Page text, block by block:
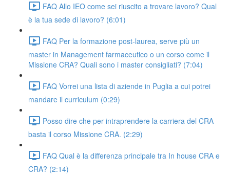
FAQ Allo IEO come sei riuscito a trovare lavoro? Qual
è la tua sede di lavoro? (6:01)
FAQ Per la formazione post-laurea, serve più un
master in Management farmaceutico o un corso come il
Missione CRA? Quali sono i master consigliati? (7:04)
FAQ Vorrei una lista di aziende in Puglia a cui potrei
mandare il curriculum (0:29)
Posso dire che per intraprendere la carriera del CRA
basta il corso Missione CRA. (2:29)
FAQ Qual è la differenza principale tra In house CRA e
CRA? (2:14)